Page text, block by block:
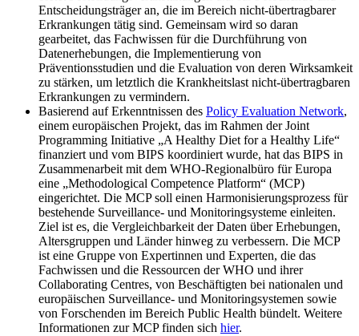
Entscheidungsträger an, die im Bereich nicht-übertragbarer
Erkrankungen tätig sind. Gemeinsam wird so daran
gearbeitet, das Fachwissen für die Durchführung von
Datenerhebungen, die Implementierung von
Präventionsstudien und die Evaluation von deren Wirksamkeit
zu stärken, um letztlich die Krankheitslast nicht-übertragbaren
Erkrankungen zu vermindern.
Basierend auf Erkenntnissen des Policy Evaluation Network,
einem europäischen Projekt, das im Rahmen der Joint
Programming Initiative „A Healthy Diet for a Healthy Life“
finanziert und vom BIPS koordiniert wurde, hat das BIPS in
Zusammenarbeit mit dem WHO-Regionalbüro für Europa
eine „Methodological Competence Platform“ (MCP)
eingerichtet. Die MCP soll einen Harmonisierungsprozess für
bestehende Surveillance- und Monitoringsysteme einleiten.
Ziel ist es, die Vergleichbarkeit der Daten über Erhebungen,
Altersgruppen und Länder hinweg zu verbessern. Die MCP
ist eine Gruppe von Expertinnen und Experten, die das
Fachwissen und die Ressourcen der WHO und ihrer
Collaborating Centres, von Beschäftigten bei nationalen und
europäischen Surveillance- und Monitoringsystemen sowie
von Forschenden im Bereich Public Health bündelt. Weitere
Informationen zur MCP finden sich hier.